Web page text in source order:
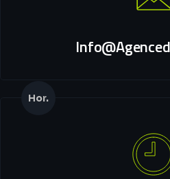
Hor.